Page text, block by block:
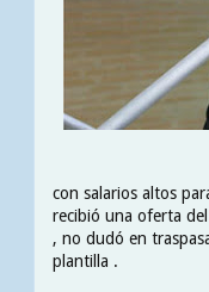
con salarios altos
recibió una oferta
, no dudó en
plantilla .